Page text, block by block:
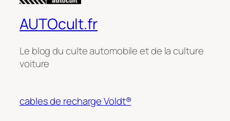
AUTOcult.fr
Le blog du culte automobile et de la culture
voiture
cables de recharge Voldt®